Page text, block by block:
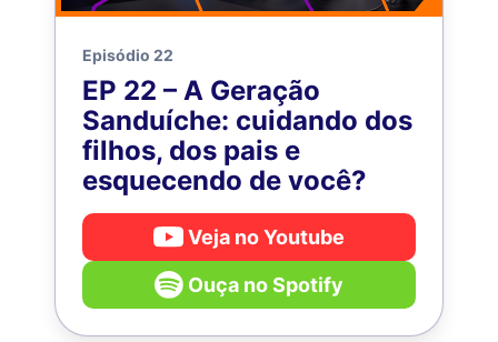
Episódio 22
EP 22 – A Geração
Sanduíche: cuidando dos
filhos, dos pais e
esquecendo de você?
Veja no Youtube
Ouça no Spotify